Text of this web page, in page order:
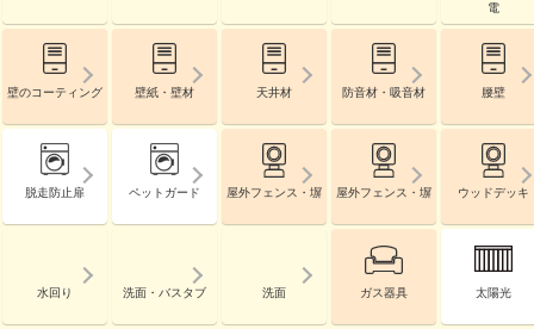
電
壁のコーティング 壁紙・壁材 天井材 防音材・吸音材 腰壁
脱走防止扉 ペットガード 屋外フェンス・塀 屋外フェンス・塀 ウッドデッキ
水回り 洗面・バスタブ 洗面 ガス器具 太陽光